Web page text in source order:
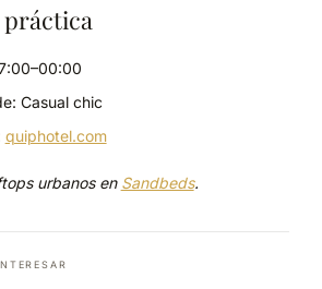
Casual chic
quiphotel.com
urbanos en Sandbeds.